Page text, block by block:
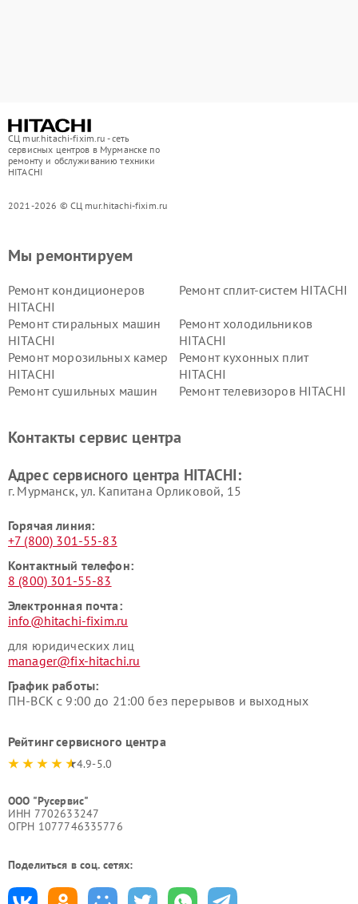
СЦ mur.hitachi-fixim.ru - сеть
сервисных центров в Мурманске по
ремонту и обслуживанию техники
HITACHI
2021-2026 © СЦ mur.hitachi-fixim.ru
Мы ремонтируем
Ремонт кондиционеров
HITACHI
Ремонт сплит-систем HITACHI
Ремонт стиральных машин
HITACHI
Ремонт холодильников
HITACHI
Ремонт морозильных камер
HITACHI
Ремонт кухонных плит
HITACHI
Ремонт сушильных машин
Ремонт телевизоров HITACHI
данных HITACHI
HITACHI
HITACHI
HITACHI
Контакты сервис центра
Адрес сервисного центра HITACHI:
г. Мурманск, ул. Капитана Орликовой, 15
Горячая линия:
+7 (800) 301-55-83
Контактный телефон:
8 (800) 301-55-83
Электронная почта:
info@hitachi-fixim.ru
для юридических лиц
manager@fix-hitachi.ru
График работы:
ПН-ВСК с 9:00 до 21:00 без перерывов и выходных
Рейтинг сервисного центра
4.9-5.0
ООО "Русервис"
ИНН 7702633247
ОГРН 1077746335776
Поделиться в соц. сетях: